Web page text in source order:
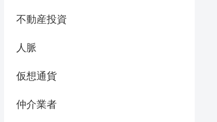
不動産投資
人脈
仮想通貨
仲介業者